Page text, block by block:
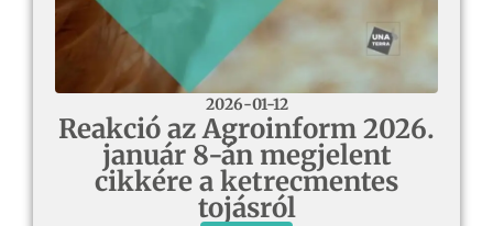
2026-01-12
Reakció az Agroinform 2026.
január 8-án megjelent
cikkére a ketrecmentes
tojásról